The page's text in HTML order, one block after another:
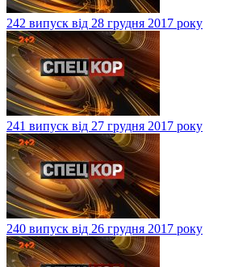
242 випуск від 28 грудня 2017 року
241 випуск від 27 грудня 2017 року
240 випуск від 26 грудня 2017 року